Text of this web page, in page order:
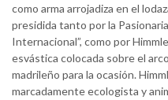
como arma arrojadiza en el
presidida tanto por la
Internacional”, como por
esvástica colocada sobre el
madrileño para la ocasión.
marcadamente ecologista y